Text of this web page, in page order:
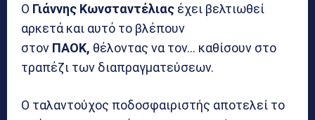
Ο Γιάννης Κωνσταντέλιας έχει βελτιωθεί
αρκετά και αυτό το βλέπουν
στον ΠΑΟΚ, θέλοντας να τον… καθίσουν στο
τραπέζι των διαπραγματεύσεων.
Ο ταλαντούχος ποδοσφαιριστής αποτελεί το